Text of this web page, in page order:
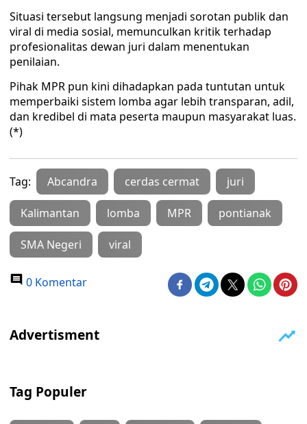
Situasi tersebut langsung menjadi sorotan publik dan
viral di media sosial, memunculkan kritik terhadap
profesionalitas dewan juri dalam menentukan
penilaian.
Pihak MPR pun kini dihadapkan pada tuntutan untuk
memperbaiki sistem lomba agar lebih transparan, adil,
dan kredibel di mata peserta maupun masyarakat luas.
(*)
Tag: Abcandra cerdas cermat juri
Kalimantan lomba MPR pontianak
SMA Negeri viral
0 Komentar
Tag Populer